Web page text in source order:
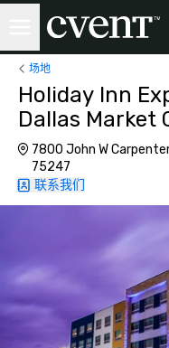
场地
Holiday Inn
Dallas Market
Field
7800 John W
75247
联系我们